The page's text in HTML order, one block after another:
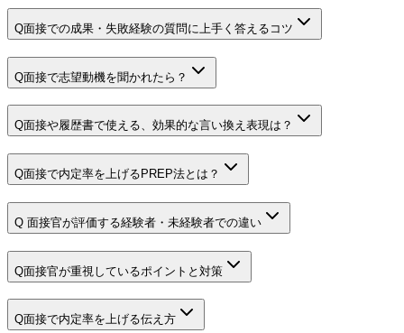
Q面接での成果・失敗経験の質問に上手く答えるコツ
Q面接で志望動機を聞かれたら？
Q面接や履歴書で使える、効果的な言い換え表現は？
Q面接で内定率を上げるPREP法とは？
Q 面接官が評価する経験者・未経験者での違い
Q面接官が重視しているポイントと対策
Q面接で内定率を上げる伝え方